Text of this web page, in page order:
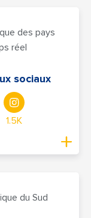
des pays
réel
sociaux
1.5K
du Sud